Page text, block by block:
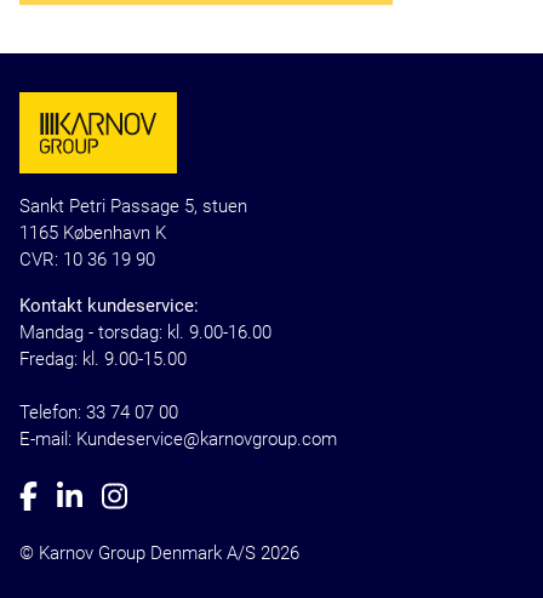
Sankt Petri Passage 5, stuen
1165 København K
CVR: 10 36 19 90
Kontakt kundeservice:
Mandag - torsdag: kl. 9.00-16.00
Fredag: kl. 9.00-15.00
Telefon: 33 74 07 00
E-mail: Kundeservice@karnovgroup.com
© Karnov Group Denmark A/S 2026